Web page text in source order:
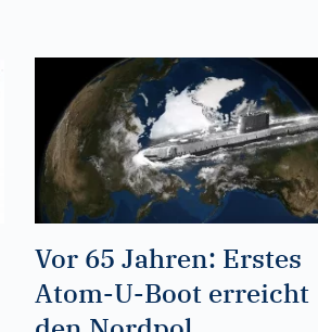
Vor 65 Jahren: Erstes
Atom-U-Boot erreicht